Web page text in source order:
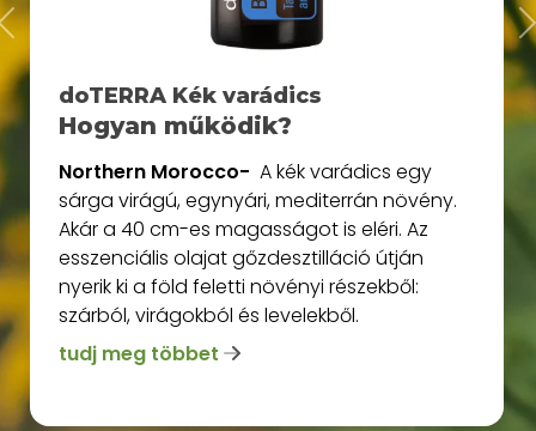
doTERRA Kék varádics
Hogyan működik?
Northern Morocco- A kék varádics egy
sárga virágú, egynyári, mediterrán növény.
Akár a 40 cm-es magasságot is eléri. Az
esszenciális olajat gőzdesztilláció útján
nyerik ki a föld feletti növényi részekből:
szárból, virágokból és levelekből.
tudj meg többet
Previous